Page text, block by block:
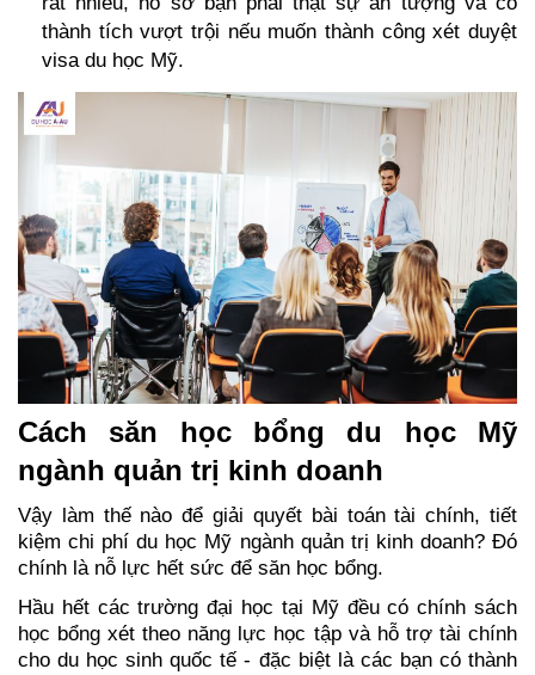
thành tích vượt trội nếu muốn thành công xét duyệt
visa du học Mỹ.
Cách săn học bổng du học Mỹ
ngành quản trị kinh doanh
Vậy làm thế nào để giải quyết bài toán tài chính, tiết
kiệm chi phí du học Mỹ ngành quản trị kinh doanh? Đó
chính là nỗ lực hết sức để săn học bổng.
Hầu hết các trường đại học tại Mỹ đều có chính sách
học bổng xét theo năng lực học tập và hỗ trợ tài chính
cho du học sinh quốc tế - đặc biệt là các bạn có thành